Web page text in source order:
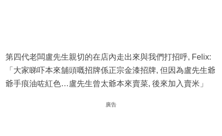
第四代老闆盧先生親切的在店內走出來與我們打招呼, Felix:
「大家睇吓本來舖頭嘅招牌係正宗金漆招牌, 但因為盧先生爺
爺手痕油咗紅色…盧先生曾太爺本來賣菜, 後來加入賣米」
廣告